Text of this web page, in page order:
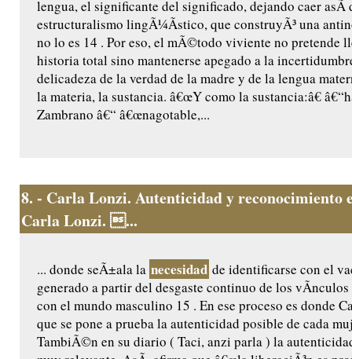
lengua, el significante del significado, dejando caer asÃ­
estructuralismo lingÃ¼Ã­stico, que construyÃ³ una
no lo es 14 . Por eso, el mÃ©todo viviente no pretende
historia total sino mantenerse apegado a la
delicadeza de la verdad de la madre y de la lengua
la materia, la sustancia. â€œY como la sustancia:â€
Zambrano â€“ â€œnagotable,...
8. - Carla Lonzi. Autenticidad y reconocimiento
Carla Lonzi. ...
... donde seÃ±ala la necesidad de identificarse con el
generado a partir del desgaste continuo de los
con el mundo masculino 15 . En ese proceso es donde
que se pone a prueba la autenticidad posible de cada
TambiÃ©n en su diario ( Taci, anzi parla ) la